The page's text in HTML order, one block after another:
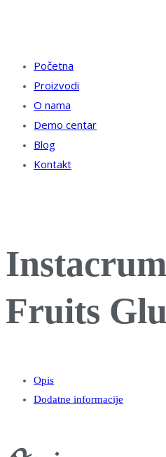
Početna
Proizvodi
O nama
Demo centar
Blog
Kontakt
Fruits
Opis
Dodatne informacije